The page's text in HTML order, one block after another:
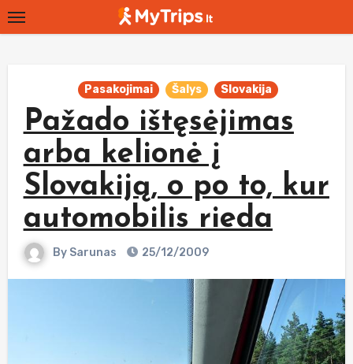
Skip
to
Pasakojimai Šalys Slovakija
Pažado ištęsėjimas
arba kelionė į
Slovakiją, o po to, kur
automobilis rieda
By Sarunas 25/12/2009